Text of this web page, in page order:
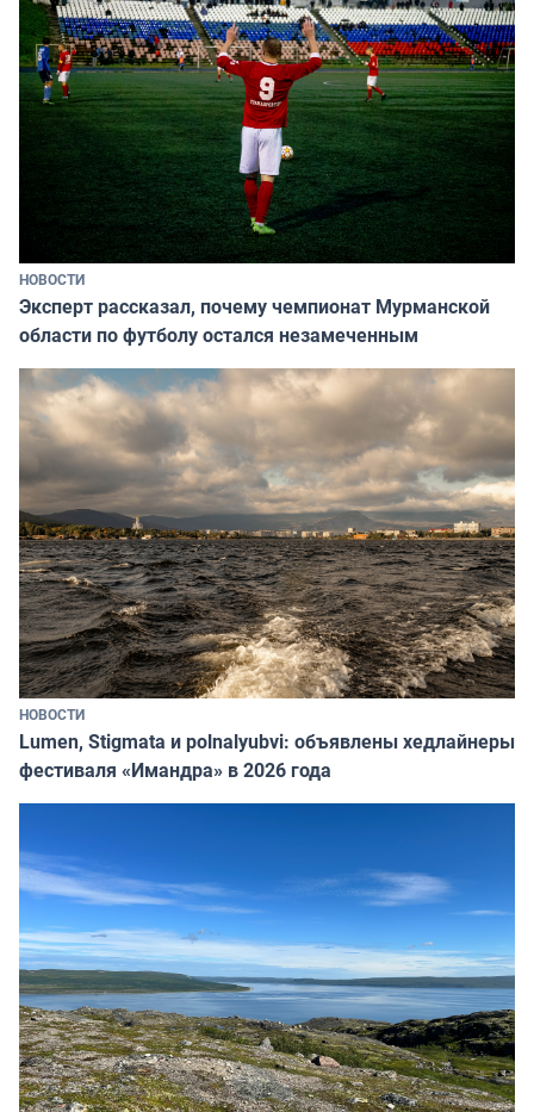
НОВОСТИ
Эксперт рассказал, почему чемпионат Мурманской
области по футболу остался незамеченным
НОВОСТИ
Lumen, Stigmata и polnalyubvi: объявлены хедлайнеры
фестиваля «Имандра» в 2026 года